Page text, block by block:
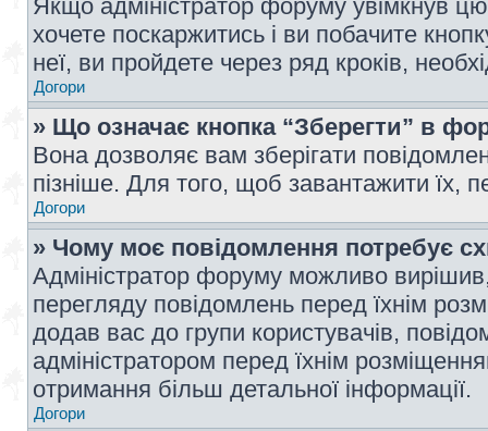
Якщо адміністратор форуму увімкнув
хочете поскаржитись і ви побачите
неї, ви пройдете через ряд кроків,
Догори
» Що означає кнопка “Зберегти” в
Вона дозволяє вам зберігати
пізніше. Для того, щоб завантажити їх,
Догори
» Чому моє повідомлення потребує
Адміністратор форуму можливо
перегляду повідомлень перед їхнім
додав вас до групи користувачів,
адміністратором перед їхнім
отримання більш детальної інформації.
Догори